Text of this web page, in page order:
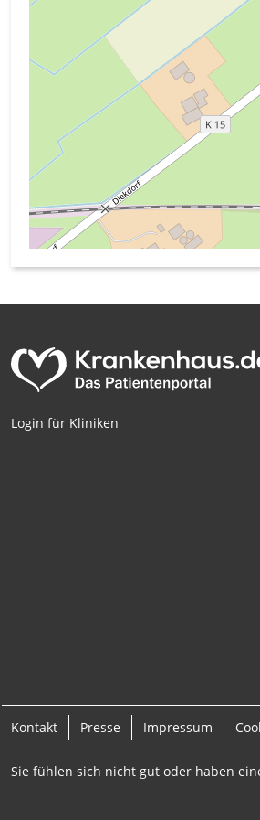
Login für Kliniken
Kontakt Presse Impressum
Sie fühlen sich nicht gut oder haben
Messung der Werbeleistung
Messung der Performance von
Analyse von Zielgruppen durch
verschiedenen Quellen
Entwicklung und Verbesserung der
Verwendung reduzierter Daten zur
IAB-Besonderheiten:
Verwendung genauer Standortdaten
Notwendig
Performance
Funktional